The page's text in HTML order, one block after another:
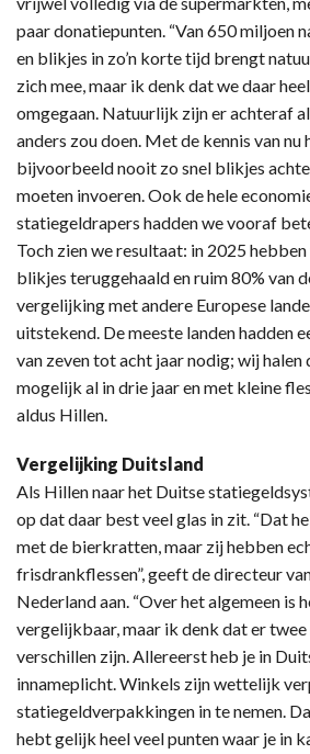
paar donatiepunten. “Van 650 miljoen
en blikjes in zo’n korte tijd brengt
zich mee, maar ik denk dat we daar
omgegaan. Natuurlijk zijn er achteraf
anders zou doen. Met de kennis van nu
bijvoorbeeld nooit zo snel blikjes
moeten invoeren. Ook de hele
statiegeldrapers hadden we vooraf
Toch zien we resultaat: in 2025
blikjes teruggehaald en ruim 80% van
vergelijking met andere Europese
uitstekend. De meeste landen hadden
van zeven tot acht jaar nodig; wij
mogelijk al in drie jaar en met kleine
aldus Hillen.
Vergelijking Duitsland
Als Hillen naar het Duitse
op dat daar best veel glas in zit. “Dat
met de bierkratten, maar zij hebben
frisdrankflessen”, geeft de directeur
Nederland aan. “Over het algemeen is
vergelijkbaar, maar ik denk dat er
verschillen zijn. Allereerst heb je in
innameplicht. Winkels zijn wettelijk
statiegeldverpakkingen in te nemen.
hebt gelijk heel veel punten waar je in